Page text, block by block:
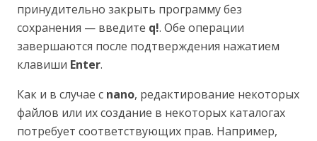
принудительно закрыть программу без
сохранения — введите q!. Обе операции
завершаются после подтверждения нажатием
клавиши Enter.
Как и в случае с nano, редактирование некоторых
файлов или их создание в некоторых каталогах
потребует соответствующих прав. Например,